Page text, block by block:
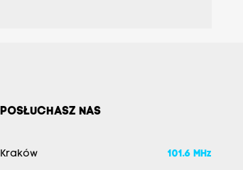
POSŁUCHASZ NAS
Kraków 101.6 MHz